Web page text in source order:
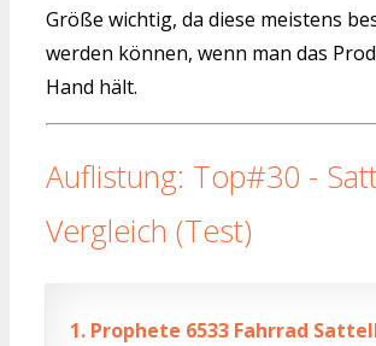
Größe wichtig, da diese meistens
werden können, wenn man das
Hand hält.
Auflistung: Top#30 -
Vergleich (Test)
1. Prophete 6533 Fahrrad